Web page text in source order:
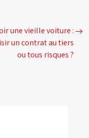
une vieille voiture :
un contrat au tiers
ou tous risques ?